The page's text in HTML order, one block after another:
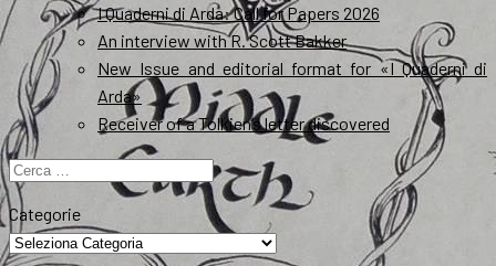
I Quaderni di Arda: Call for Papers 2026
An interview with R. Scott Bakker
New Issue and editorial format for «I Quaderni di
Arda»
Receiver of a Tolkien’s letter discovered
Ricerca
per:
Categorie